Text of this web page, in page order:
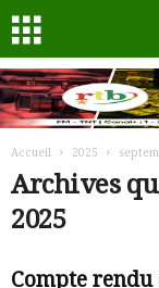
Accueil 2025
Archives
2025
Compte